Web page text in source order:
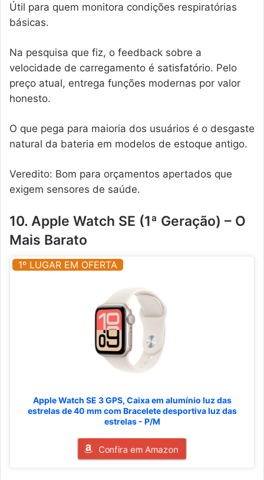
Útil para quem monitora condições respiratórias
básicas.
Na pesquisa que fiz, o feedback sobre a
velocidade de carregamento é satisfatório. Pelo
preço atual, entrega funções modernas por valor
honesto.
O que pega para maioria dos usuários é o desgaste
natural da bateria em modelos de estoque antigo.
Veredito: Bom para orçamentos apertados que
exigem sensores de saúde.
10. Apple Watch SE (1ª Geração) – O
Mais Barato
1º LUGAR EM OFERTA
Apple Watch SE 3 GPS, Caixa em alumínio luz das
estrelas de 40 mm com Bracelete desportiva luz das
estrelas - P/M
Confira em Amazon